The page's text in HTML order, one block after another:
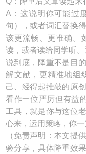
A：这说明你可能过
句），或者词汇替换
该更流畅、更准确。
读，或者读给同学听。
说到底，降重不是目
解文献，更精准地组
己、经得起推敲的原
看作一位严厉但有益
工具，就是你与这位
心来，运用策略，你一
（免责声明：本文提
验分享，具体降重效